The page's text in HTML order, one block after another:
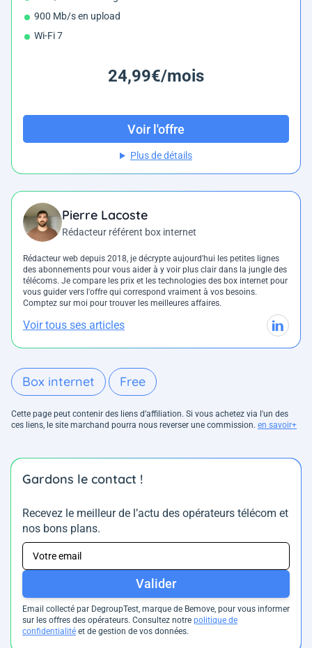
900 Mb/s en upload
Wi-Fi 7
24,99€/mois
Voir l'offre
Plus de détails
Pierre Lacoste
Rédacteur référent box internet
Rédacteur web depuis 2018, je décrypte aujourd'hui les petites lignes
des abonnements pour vous aider à y voir plus clair dans la jungle des
télécoms. Je compare les prix et les technologies des box internet pour
vous guider vers l'offre qui correspond vraiment à vos besoins.
Comptez sur moi pour trouver les meilleures affaires.
Voir tous ses articles
Box internet Free
Cette page peut contenir des liens d’affiliation. Si vous achetez via l'un des
ces liens, le site marchand pourra nous reverser une commission. en savoir+
Gardons le contact !
Recevez le meilleur de l’actu des opérateurs télécom et
nos bons plans.
Valider
Email collecté par DegroupTest, marque de Bemove, pour vous informer
sur les offres des opérateurs. Consultez notre politique de
confidentialité et de gestion de vos données.